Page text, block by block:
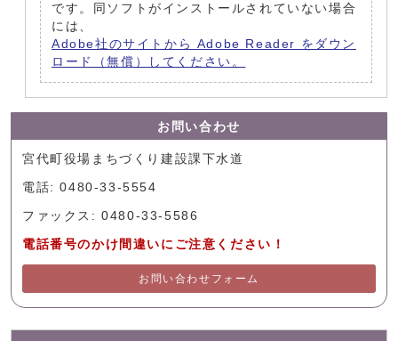
です。同ソフトがインストールされていない場合
には、
Adobe社のサイトから Adobe Reader をダウン
ロード（無償）してください。
お問い合わせ
宮代町役場まちづくり建設課下水道
電話: 0480-33-5554
ファックス: 0480-33-5586
電話番号のかけ間違いにご注意ください！
お問い合わせフォーム